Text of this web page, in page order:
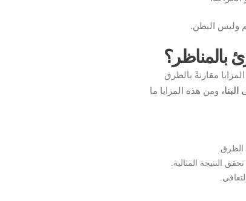
وليس البطن.
بالمناظر؟
مقارنةً بالطرق
ومن هذه المزايا ما